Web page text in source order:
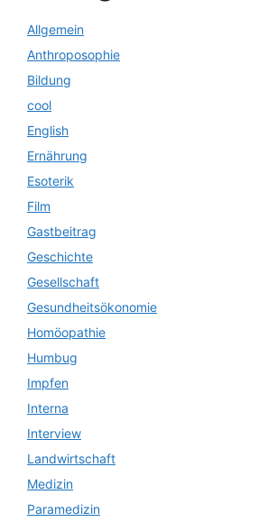
Allgemein
Anthroposophie
Bildung
cool
English
Ernährung
Esoterik
Film
Gastbeitrag
Geschichte
Gesellschaft
Gesundheitsökonomie
Homöopathie
Humbug
Impfen
Interna
Interview
Landwirtschaft
Medizin
Paramedizin